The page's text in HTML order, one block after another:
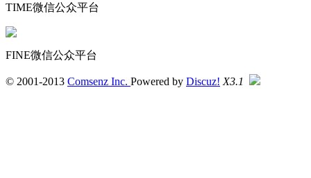
TIME微信公众平台
FINE微信公众平台
© 2001-2013 Comsenz Inc. Powered by Discuz! X3.1